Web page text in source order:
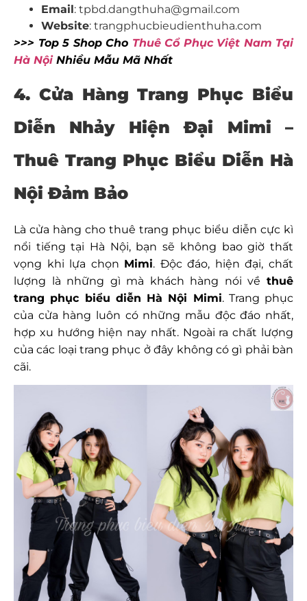
Email: tpbd.dangthuha@gmail.com
Website: trangphucbieudienthuha.com
>>> Top 5 Shop Cho Thuê Cổ Phục Việt Nam Tại
Hà NộiNhiều Mẫu Mã Nhất
4. Cửa Hàng Trang Phục Biểu
Diễn Nhảy Hiện Đại Mimi –
Thuê Trang Phục Biểu Diễn Hà
Nội Đảm Bảo
Là cửa hàng cho thuê trang phục biểu diễn cực kì
nổi tiếng tại Hà Nội, bạn sẽ không bao giờ thất
vọng khi lựa chọn Mimi. Độc đáo, hiện đại, chất
lượng là những gì mà khách hàng nói về thuê
trang phục biểu diễn Hà Nội Mimi. Trang phục
của cửa hàng luôn có những mẫu độc đáo nhất,
hợp xu hướng hiện nay nhất. Ngoài ra chất lượng
của các loại trang phục ở đây không có gì phải bàn
cãi.